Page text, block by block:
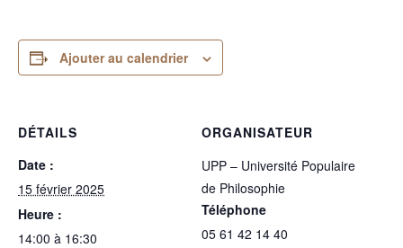
Ajouter au calendrier
DÉTAILS
Date :
15 février 2025
Heure :
14:00 à 16:30
ORGANISATEUR
UPP – Université Populaire
de Philosophie
Téléphone
05 61 42 14 40